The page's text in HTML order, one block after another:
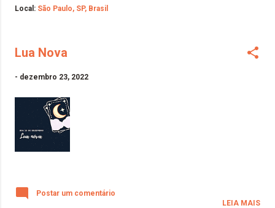
Local: São Paulo, SP, Brasil
Lua Nova
- dezembro 23, 2022
Postar um comentário
LEIA MAIS